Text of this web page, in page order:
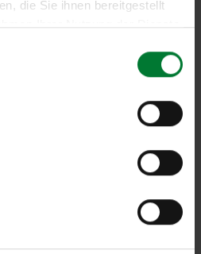
die Sie ihnen bereitgestellt
Ihrer Nutzung der Dienste
umschlossen werden, da
Kurzschluss entzünden.
verhindern die Ausbreitung
Wärmemelder ist auch innerhalb